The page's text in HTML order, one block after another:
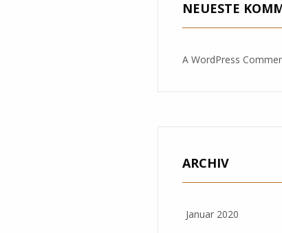
NEUESTE
A WordPress
ARCHIV
Januar 2020